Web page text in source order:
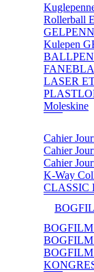
Rollerball
Kulepen
LASER
Moleskine
Cahier
Cahier
Cahier
K-Way
CLASSIC
BOGFILM
BOGFILM
BOGFILM